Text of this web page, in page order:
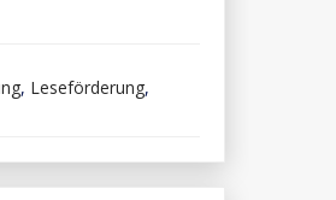
, Leseförderung,